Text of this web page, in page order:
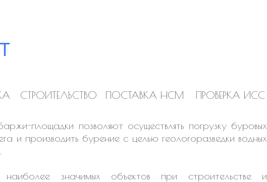
СТРОИТЕЛЬСТВО ПОСТАВКА НСМ ПРОВЕРКА ИСС
площадки позволяют осуществлять погрузку буровых
и производить бурение с целью геологоразведки водных
значимых объектов при строительстве и